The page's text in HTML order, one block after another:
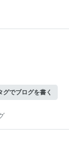
グでブログを書く